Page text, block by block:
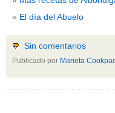
El día del Abuelo
Sin comentarios
Publicado por Marieta Cookpad